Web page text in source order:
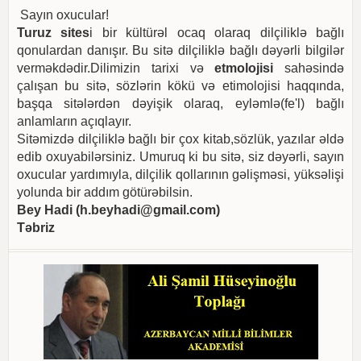
Sayın oxucular!
Turuz sitesi bir kültürəl ocaq olaraq dilçiliklə bağlı
qonulardan danışır. Bu sitə dilçiliklə bağlı dəyərli bilgilər
verməkdədir.Dilimizin tarixi vəetmolojisi sahəsində
çalışan bu sitə, sözlərin kökü və etimolojisi haqqında,
başqa sitələrdən dəyişik olaraq, eyləmlə(fe'l) bağlı
anlamların açıqlayır.
Sitəmizdə dilçiliklə bağlı bir çox kitab,sözlük, yazılar əldə
edib oxuyabilərsiniz. Umuruq ki bu sitə, siz dəyərli, sayın
oxucular yardımıyla, dilçilik qollarının gəlişməsi, yüksəlişi
yolunda bir addım götürəbilsin.
Bey Hadi (h.beyhadi@gmail.com)
Təbriz